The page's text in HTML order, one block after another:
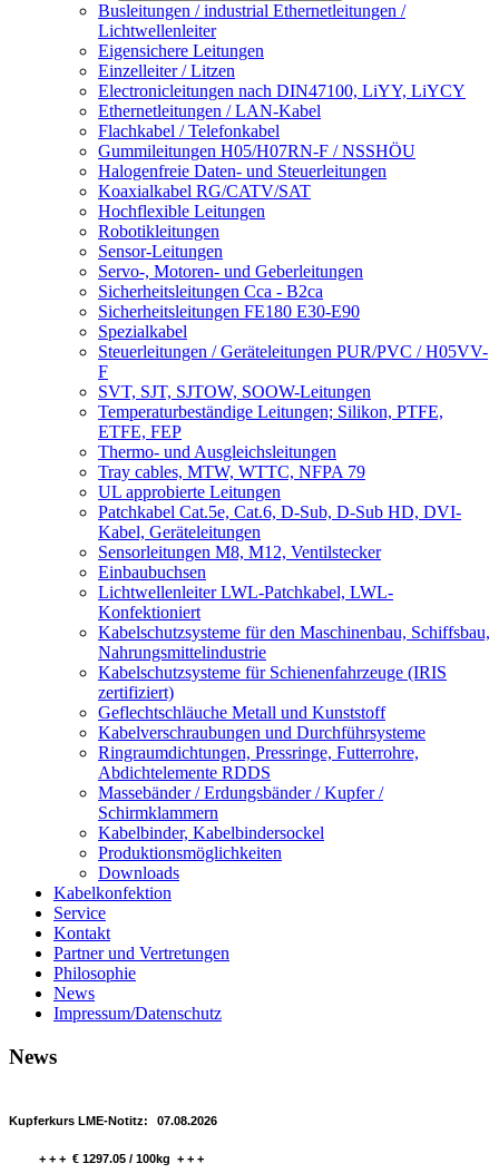
Busleitungen / industrial Ethernetleitungen /
Lichtwellenleiter
Eigensichere Leitungen
Einzelleiter / Litzen
Electronicleitungen nach DIN47100, LiYY, LiYCY
Ethernetleitungen / LAN-Kabel
Flachkabel / Telefonkabel
Gummileitungen H05/H07RN-F / NSSHÖU
Halogenfreie Daten- und Steuerleitungen
Koaxialkabel RG/CATV/SAT
Hochflexible Leitungen
Robotikleitungen
Sensor-Leitungen
Servo-, Motoren- und Geberleitungen
Sicherheitsleitungen Cca - B2ca
Sicherheitsleitungen FE180 E30-E90
Spezialkabel
Steuerleitungen / Geräteleitungen PUR/PVC / H05VV-
F
SVT, SJT, SJTOW, SOOW-Leitungen
Temperaturbeständige Leitungen; Silikon, PTFE,
ETFE, FEP
Thermo- und Ausgleichsleitungen
Tray cables, MTW, WTTC, NFPA 79
UL approbierte Leitungen
Patchkabel Cat.5e, Cat.6, D-Sub, D-Sub HD, DVI-
Kabel, Geräteleitungen
Sensorleitungen M8, M12, Ventilstecker
Einbaubuchsen
Lichtwellenleiter LWL-Patchkabel, LWL-
Konfektioniert
Kabelschutzsysteme für den Maschinenbau, Schiffsbau,
Nahrungsmittelindustrie
Kabelschutzsysteme für Schienenfahrzeuge (IRIS
zertifiziert)
Geflechtschläuche Metall und Kunststoff
Kabelverschraubungen und Durchführsysteme
Ringraumdichtungen, Pressringe, Futterrohre,
Abdichtelemente RDDS
Massebänder / Erdungsbänder / Kupfer /
Schirmklammern
Kabelbinder, Kabelbindersockel
Produktionsmöglichkeiten
Downloads
Kabelkonfektion
Service
Kontakt
Partner und Vertretungen
Philosophie
News
Impressum/Datenschutz
News
Kupferkurs LME-Notitz: 07.08.2026
+ + + € 1297.05 / 100kg + + +